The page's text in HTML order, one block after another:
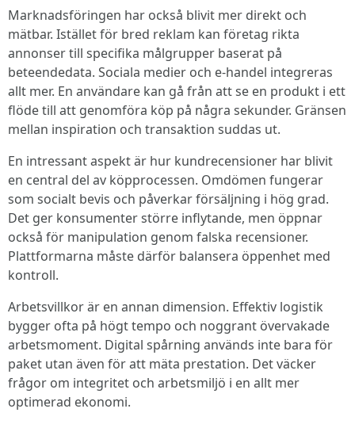
Marknadsföringen har också blivit mer direkt och
mätbar. Istället för bred reklam kan företag rikta
annonser till specifika målgrupper baserat på
beteendedata. Sociala medier och e-handel integreras
allt mer. En användare kan gå från att se en produkt i ett
flöde till att genomföra köp på några sekunder. Gränsen
mellan inspiration och transaktion suddas ut.
En intressant aspekt är hur kundrecensioner har blivit
en central del av köpprocessen. Omdömen fungerar
som socialt bevis och påverkar försäljning i hög grad.
Det ger konsumenter större inflytande, men öppnar
också för manipulation genom falska recensioner.
Plattformarna måste därför balansera öppenhet med
kontroll.
Arbetsvillkor är en annan dimension. Effektiv logistik
bygger ofta på högt tempo och noggrant övervakade
arbetsmoment. Digital spårning används inte bara för
paket utan även för att mäta prestation. Det väcker
frågor om integritet och arbetsmiljö i en allt mer
optimerad ekonomi.